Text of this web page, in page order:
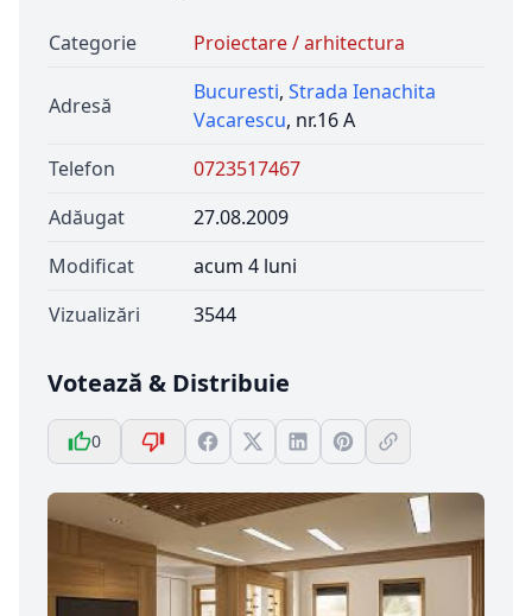
Categorie Proiectare / arhitectura
Adresă
Bucuresti, Strada Ienachita
Vacarescu, nr.16 A
Telefon
0723517467
Adăugat
27.08.2009
Modificat
acum 4 luni
Vizualizări
3544
Votează & Distribuie
0